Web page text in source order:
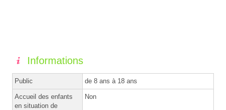
Informations
Public de 8 ans à 18 ans
Accueil des enfants
en situation de
Non